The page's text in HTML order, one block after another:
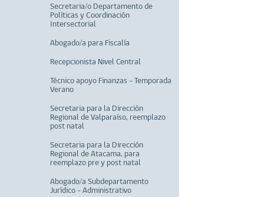
Secretaria/o Departamento de
Políticas y Coordinación
Intersectorial
Abogado/a para Fiscalía
Recepcionista Nivel Central
Técnico apoyo Finanzas - Temporada
Verano
Secretaria para la Dirección
Regional de Valparaíso, reemplazo
post natal
Secretaria para la Dirección
Regional de Atacama, para
reemplazo pre y post natal
Abogado/a Subdepartamento
Jurídico - Administrativo